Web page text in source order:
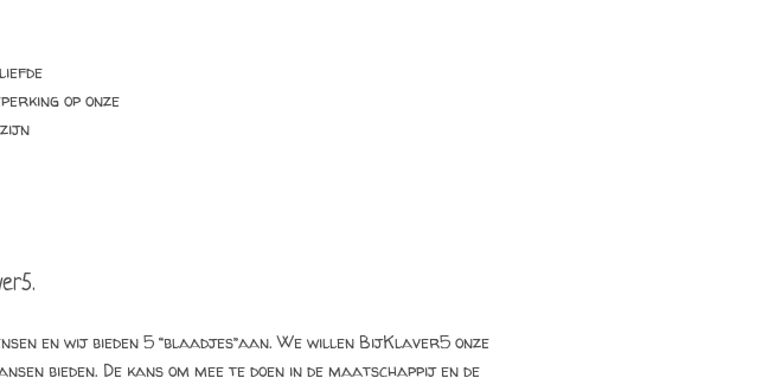
op onze
en wij bieden 5 “blaadjes”aan. We willen BijKlaver5 onze
bieden. De kans om mee te doen in de maatschappij en de